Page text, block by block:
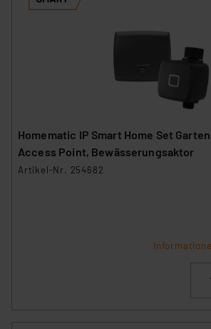
Homematic IP Smart Home Set
Access Point, Bewässerungsaktor
Artikel-Nr. 254682